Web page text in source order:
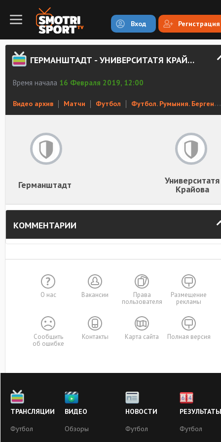
Вход Регистрация
ГЕРМАНШТАДТ - УНИВЕРСИТАТЯ КРАЙОВА. ЗАПИСЬ МАТЧА
Время начала 16 Февраля 2019, 12:00
Видео архив Матчи Футбол Футбол. Румыния. Бергенбир
Германштадт Университатя
Крайова
КОММЕНТАРИИ
О нас Вакансии
Права
пользователя
Размещение
рекламы
Сообщить
об ошибке
Контакты Карта сайта Полная версия
ТРАНСЛЯЦИИ
Футбол
ВИДЕО
Обзоры
НОВОСТИ
Футбол
РЕЗУЛЬТАТЫ
Футбол